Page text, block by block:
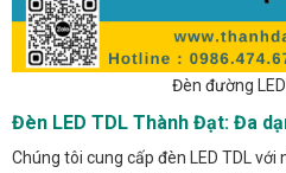
Đèn đường
Đèn LED TDL Thành Đạt: Đa
Chúng tôi cung cấp đèn LED TDL